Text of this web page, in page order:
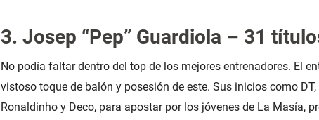
3. Josep “Pep” Guardiola – 31
No podía faltar dentro del top de los mejores entrenadores. El
vistoso toque de balón y posesión de este. Sus inicios como
Ronaldinho y Deco, para apostar por los jóvenes de La Masía,